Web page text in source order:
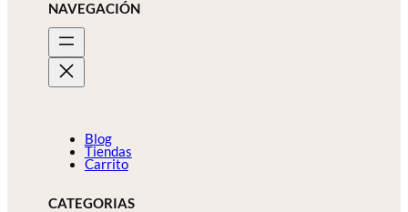
NAVEGACIÓN
Blog
Tiendas
Carrito
CATEGORIAS